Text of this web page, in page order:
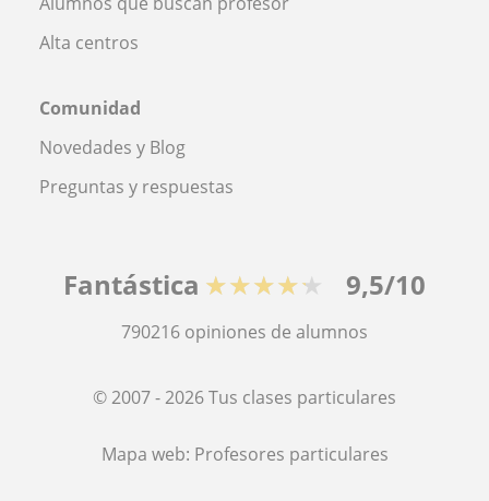
Alta centros
Comunidad
Novedades y Blog
Preguntas y respuestas
Fantástica ★★★★★ 9,5/10
790216 opiniones de alumnos
© 2007 - 2026 Tus clases particulares
Mapa web: Profesores particulares